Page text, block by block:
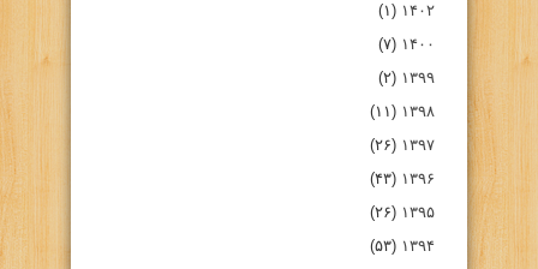
۱۴۰۲ (۱)
۱۴۰۰ (۷)
۱۳۹۹ (۲)
۱۳۹۸ (۱۱)
۱۳۹۷ (۲۶)
۱۳۹۶ (۴۳)
۱۳۹۵ (۲۶)
۱۳۹۴ (۵۳)